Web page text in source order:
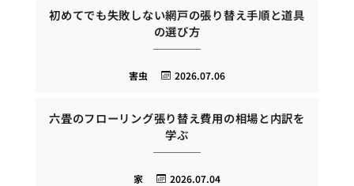
初めてでも失敗しない網戸の張り替え手順と道具
の選び方
2026.07.06
害虫
六畳のフローリング張り替え費用の相場と内訳を
学ぶ
2026.07.04
家